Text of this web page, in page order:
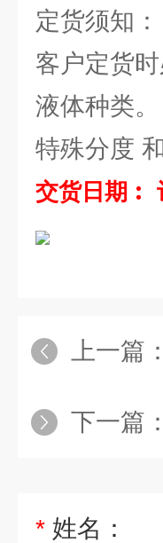
定货须知：
客户定货
液体种类。
特殊分度
交货日期︰
上一篇：
下一篇：
* 姓名：